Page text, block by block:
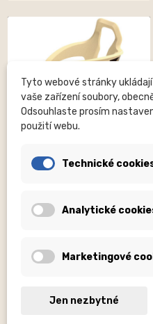
ENHANCED MATTE TAN
490,00 Kč
Tyto webové stránky
vaše zařízení soubory,
Odsouhlaste prosím
použití webu.
Technické
Analytické
Marketingové
Jen nezbytné